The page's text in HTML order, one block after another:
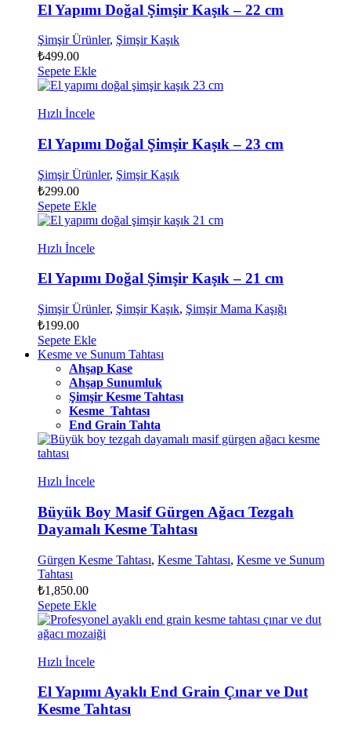
El Yapımı Doğal Şimşir Kaşık – 22 cm
Şimşir Ürünler, Şimşir Kaşık
₺499.00
Sepete Ekle
Hızlı İncele
El Yapımı Doğal Şimşir Kaşık – 23 cm
Şimşir Ürünler, Şimşir Kaşık
₺299.00
Sepete Ekle
Hızlı İncele
El Yapımı Doğal Şimşir Kaşık – 21 cm
Şimşir Ürünler, Şimşir Kaşık, Şimşir Mama Kaşığı
₺199.00
Sepete Ekle
Kesme ve Sunum Tahtası
Ahşap Kase
Ahşap Sunumluk
Şimşir Kesme Tahtası
Kesme Tahtası
End Grain Tahta
Hızlı İncele
Büyük Boy Masif Gürgen Ağacı Tezgah
Dayamalı Kesme Tahtası
Gürgen Kesme Tahtası, Kesme Tahtası, Kesme ve Sunum
Tahtası
₺1,850.00
Sepete Ekle
Hızlı İncele
El Yapımı Ayaklı End Grain Çınar ve Dut
Kesme Tahtası